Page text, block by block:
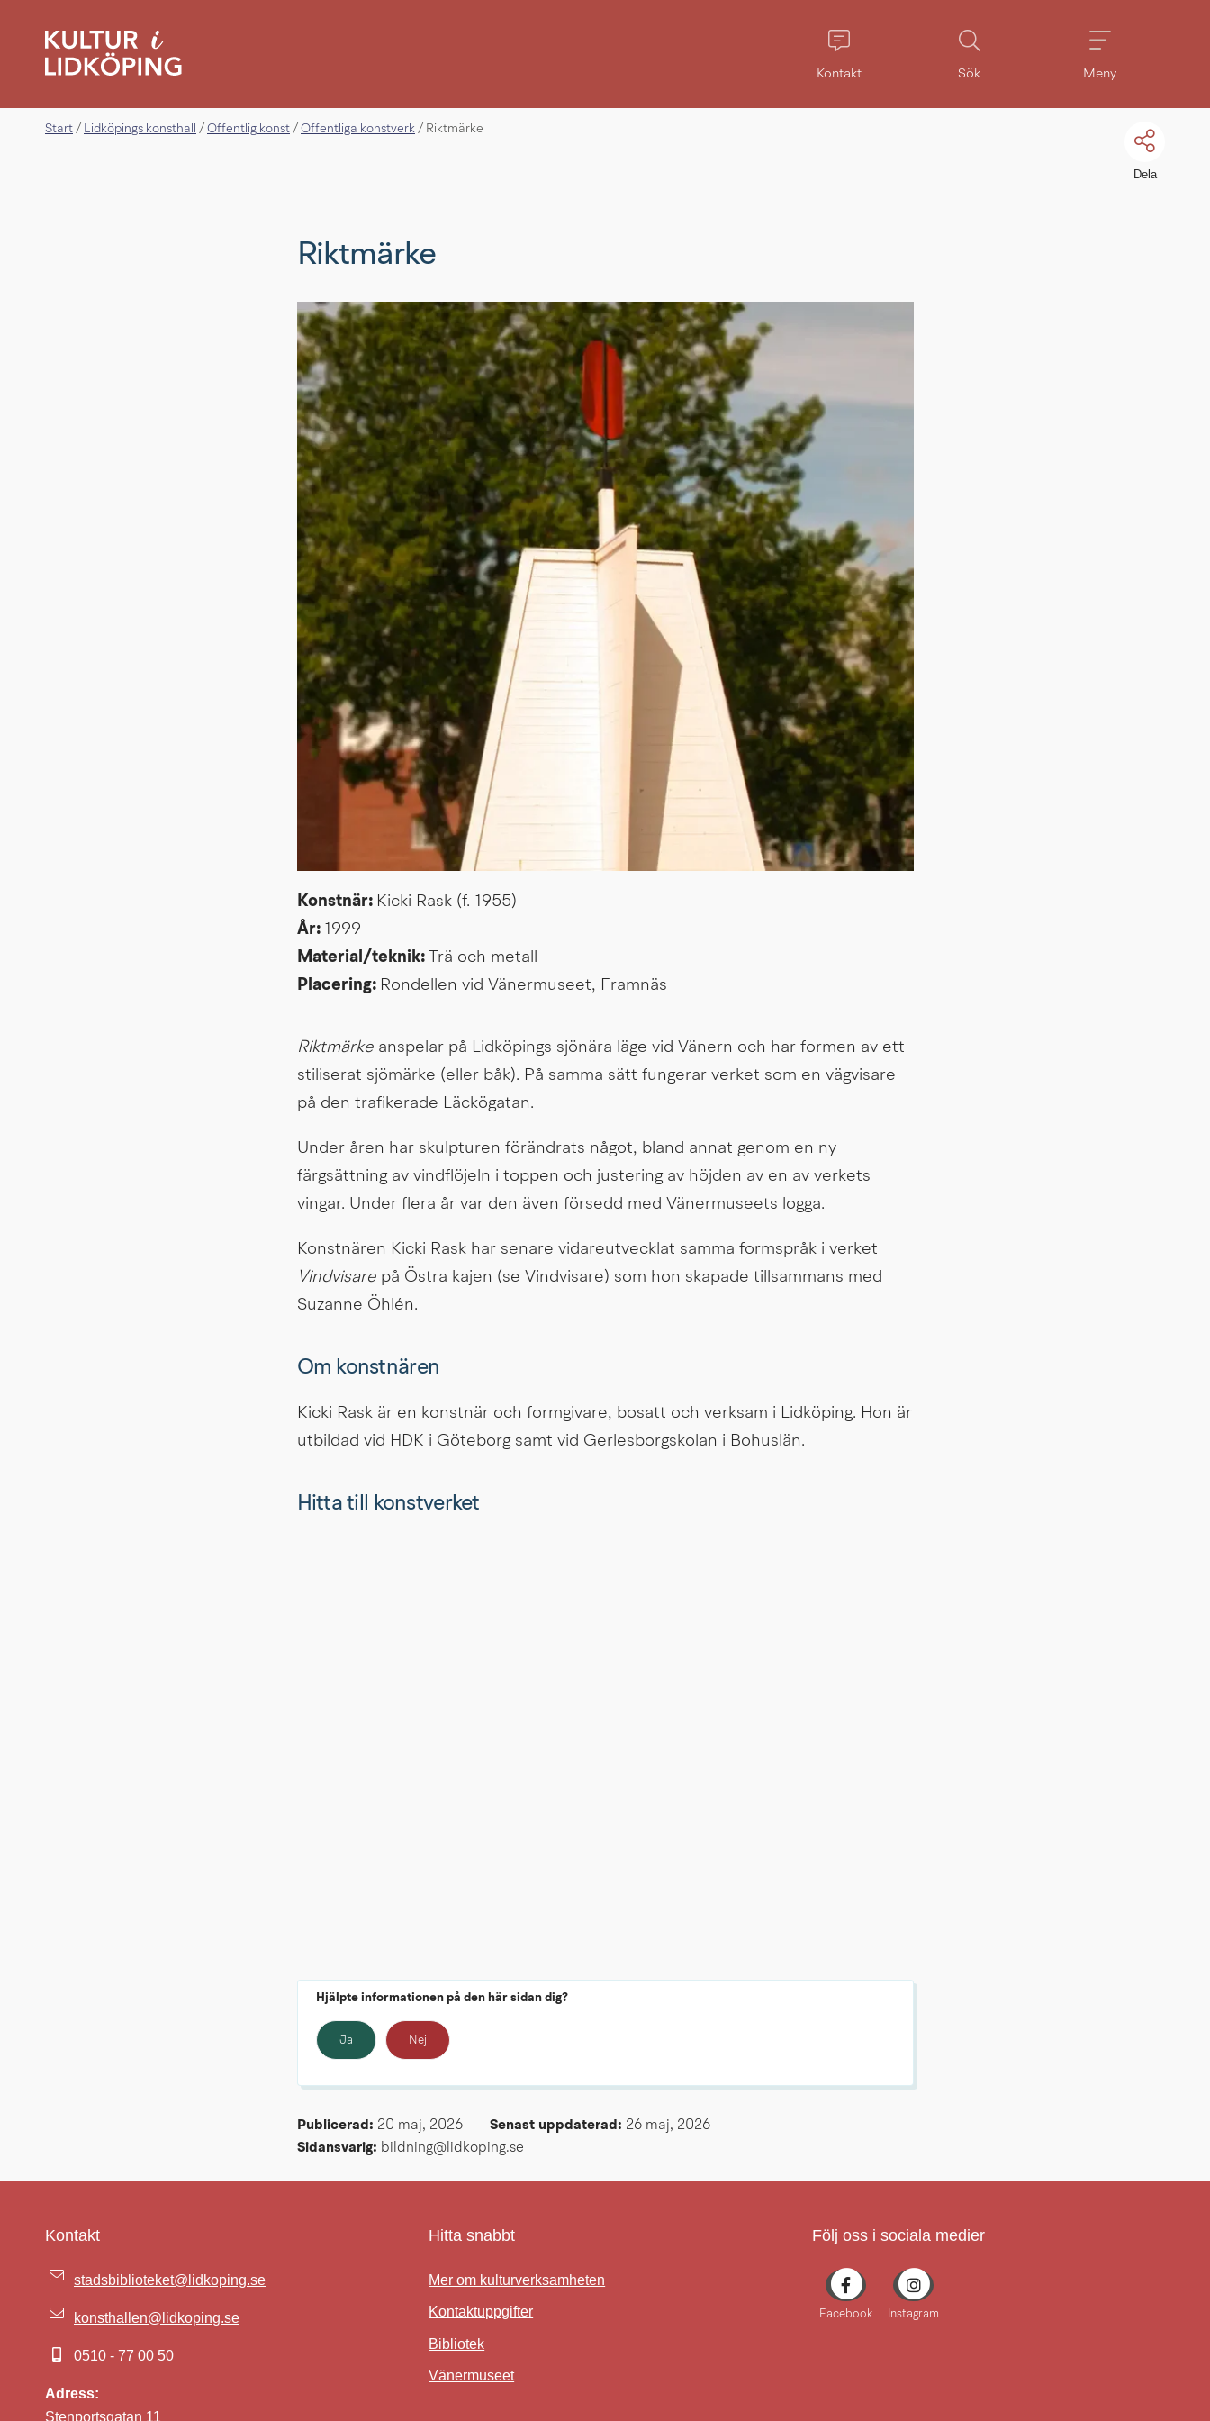
Kontakt Sök Meny
Start / Lidköpings konsthall / Offentlig konst / Offentliga konstverk / Riktmärke
Dela
Riktmärke
Konstnär: Kicki Rask (f. 1955)
År: 1999
Material/teknik: Trä och metall
Placering: Rondellen vid Vänermuseet, Framnäs
Riktmärke anspelar på Lidköpings sjönära läge vid Vänern och har formen av ett
stiliserat sjömärke (eller båk). På samma sätt fungerar verket som en vägvisare
på den trafikerade Läckögatan.
Under åren har skulpturen förändrats något, bland annat genom en ny
färgsättning av vindflöjeln i toppen och justering av höjden av en av verkets
vingar. Under flera år var den även försedd med Vänermuseets logga.
Vindvisare på Östra kajen (se Vindvisare) som hon skapade tillsammans med
Suzanne Öhlén.
Om konstnären
Kicki Rask är en konstnär och formgivare, bosatt och verksam i Lidköping. Hon är
utbildad vid HDK i Göteborg samt vid Gerlesborgskolan i Bohuslän.
Hitta till konstverket
Hjälpte informationen på den här sidan dig?
Ja Nej
Publicerad: 20 maj, 2026 Senast uppdaterad: 26 maj, 2026
Sidansvarig: bildning@lidkoping.se
Kontakt
stadsbiblioteket@lidkoping.se
konsthallen@lidkoping.se
0510 - 77 00 50
Adress:
Stenportsgatan 11
Hitta snabbt
Mer om kulturverksamheten
Kontaktuppgifter
Bibliotek
VänermuseetLänk till annan webbplats.
Följ oss i sociala medier
Facebook Instagram